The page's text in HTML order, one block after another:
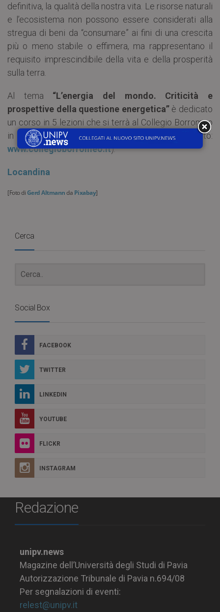
definitiva, la qualità della nostra vita. Le risorse naturali
e l’ecosistema non possono essere considerati alla
stregua di beni da “consumare” ai fini di una crescita
più o meno stabile o effimera, ma rappresentano il
requisito imprescindibile della vita e della prosperità
sulla terra.
Al tema “L’energia del mondo. Criticità e
prospettive della questione energetica”è dedicato
un corso in 5 lezioni che si terrà al Collegio Borromeo
in modalità a distanza (info e iscrizioni sul sito:
www.collegioborromeo.it).
Locandina
[Foto diGerd Altmann da Pixabay]
Cerca
Social Box
FACEBOOK
TWITTER
LINKEDIN
YOUTUBE
FLICKR
INSTAGRAM
Redazione
unipv.news
Magazine dell’Università degli Studi di Pavia
Autorizzazione Tribunale di Pavia n.694/08
Per segnalazioni di eventi:
relest@unipv.it